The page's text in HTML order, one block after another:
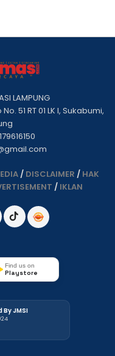
LAMPUNG
51 RT 01 LK I, Sukabumi,
/ DISCLAIMER / HAK
/ IKLAN
Find us on
Playstore
JMSI